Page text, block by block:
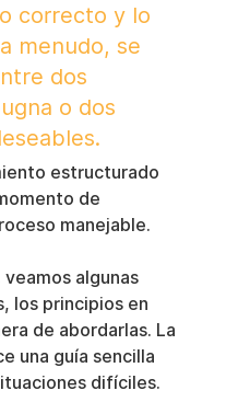
correcto y lo
menudo, se
dos
o dos
estructurado
de
manejable.
algunas
los principios en
de abordarlas. La
una guía sencilla
difíciles.